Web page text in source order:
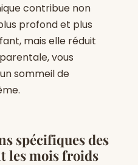
contribue non
profond et plus
mais elle réduit
vous
sommeil de
spécifiques des
les mois froids